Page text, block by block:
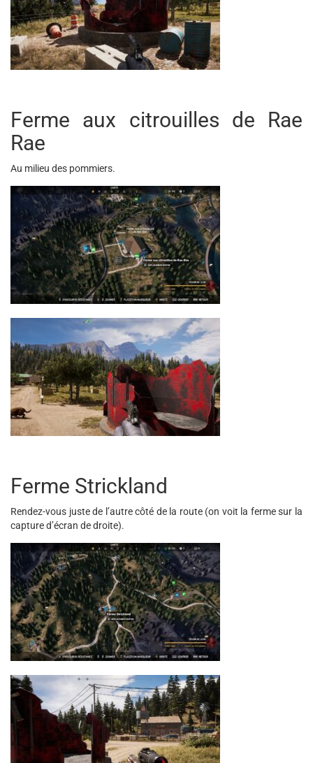
Ferme aux citrouilles de Rae
Rae
Au milieu des pommiers.
Ferme Strickland
Rendez-vous juste de l’autre côté de la route (on voit la ferme sur la
capture d’écran de droite).